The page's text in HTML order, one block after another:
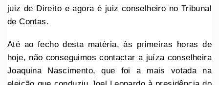
juiz de Direito e agora é juiz conselheiro no Tribunal
de Contas.
Até ao fecho desta matéria, às primeiras horas de
hoje, não conseguimos contactar a juíza conselheira
Joaquina Nascimento, que foi a mais votada na